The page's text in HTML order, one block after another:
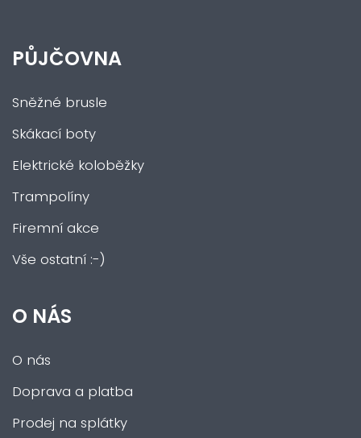
PŮJČOVNA
Sněžné brusle
Skákací boty
Elektrické koloběžky
Trampolíny
Firemní akce
Vše ostatní :-)
O NÁS
O nás
Doprava a platba
Prodej na splátky